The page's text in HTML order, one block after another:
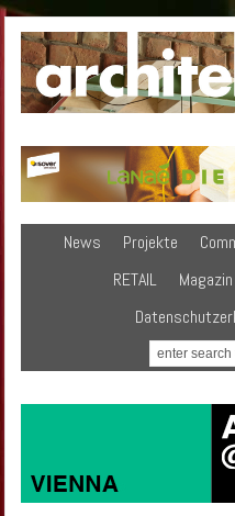
News Projekte
RETAIL
Magazin